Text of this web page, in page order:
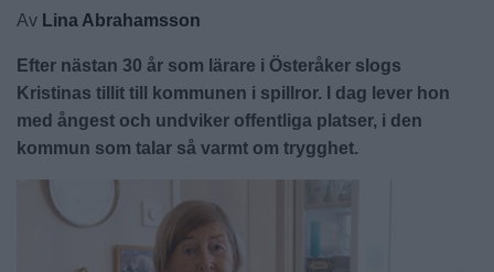
Av Lina Abrahamsson
Efter nästan 30 år som lärare i Österåker slogs
Kristinas tillit till kommunen i spillror. I dag lever hon
med ångest och undviker offentliga platser, i den
kommun som talar så varmt om trygghet.